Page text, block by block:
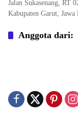
Jalan Sukasenang, RT
Kabupaten Garut,
Anggota dari: